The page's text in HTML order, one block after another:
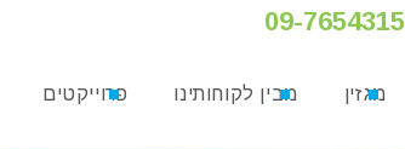
09-7654315
פרוייקטים מבין לקוחותינו מגזין